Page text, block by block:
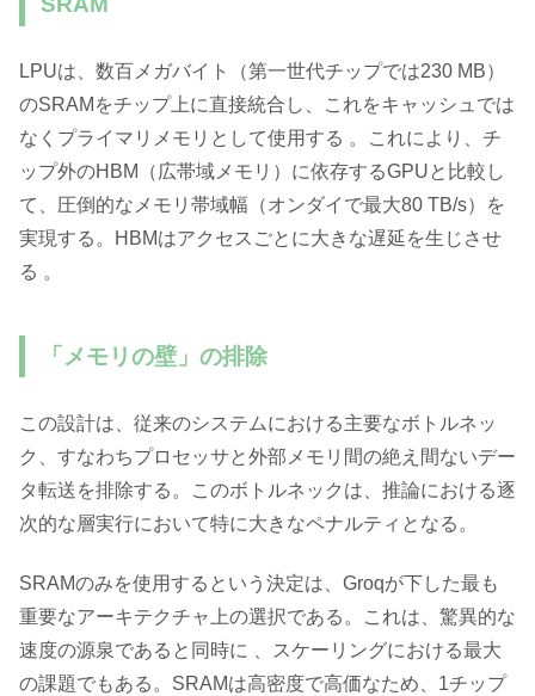
LPUは、数百メガバイト（第一世代チップでは230 MB）
のSRAMをチップ上に直接統合し、これをキャッシュでは
なくプライマリメモリとして使用する 。これにより、チ
ップ外のHBM（広帯域メモリ）に依存するGPUと比較し
て、圧倒的なメモリ帯域幅（オンダイで最大80 TB/s）を
実現する。HBMはアクセスごとに大きな遅延を生じさせ
る 。
「メモリの壁」の排除
この設計は、従来のシステムにおける主要なボトルネッ
ク、すなわちプロセッサと外部メモリ間の絶え間ないデー
タ転送を排除する。このボトルネックは、推論における逐
次的な層実行において特に大きなペナルティとなる。
SRAMのみを使用するという決定は、Groqが下した最も
重要なアーキテクチャ上の選択である。これは、驚異的な
速度の源泉であると同時に 、スケーリングにおける最大
の課題でもある。SRAMは高密度で高価なため、1チップ